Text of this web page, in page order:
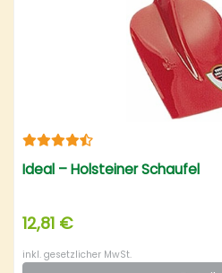
Ideal – Holsteiner Schaufel
12,81 €
inkl. gesetzlicher MwSt.